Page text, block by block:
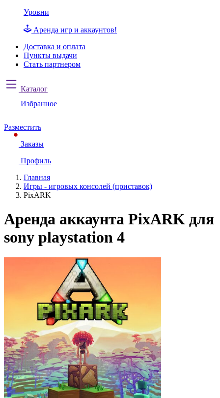
Уровни
Аренда игр и аккаунтов!
Доставка и оплата
Пункты выдачи
Стать партнером
Каталог
Избранное
Разместить
Заказы
Профиль
Главная
Игры - игровых консолей (приставок)
PixARK
Аренда аккаунта PixARK для
sony playstation 4